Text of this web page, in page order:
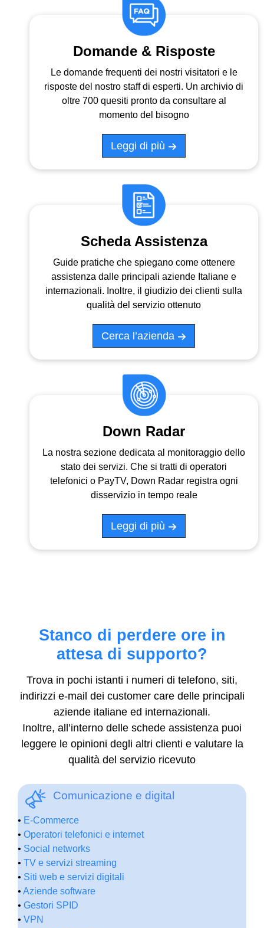
Domande & Risposte
Le domande frequenti dei nostri visitatori e le
risposte del nostro staff di esperti. Un archivio di
oltre 700 quesiti pronto da consultare al
momento del bisogno
Leggi di più
Scheda Assistenza
Guide pratiche che spiegano come ottenere
assistenza dalle principali aziende Italiane e
internazionali. Inoltre, il giudizio dei clienti sulla
qualità del servizio ottenuto
Cerca l’azienda
Down Radar
La nostra sezione dedicata al monitoraggio dello
stato dei servizi. Che si tratti di operatori
telefonici o PayTV, Down Radar registra ogni
disservizio in tempo reale
Leggi di più
Stanco di perdere ore in
attesa di supporto?
Trova in pochi istanti i numeri di telefono, siti,
indirizzi e-mail dei customer care delle principali
aziende italiane ed internazionali.
Inoltre, all’interno delle schede assistenza puoi
leggere le opinioni degli altri clienti e valutare la
qualità del servizio ricevuto
Comunicazione e digital
• E-Commerce
• Operatori telefonici e internet
• Social networks
• TV e servizi streaming
• Siti web e servizi digitali
• Aziende software
• Gestori SPID
• VPN